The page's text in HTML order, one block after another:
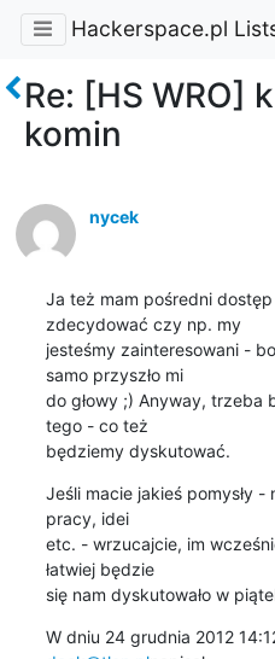
Hackerspace.pl
Re: [HS WRO]
komin
nycek
Ja też mam pośredni
zdecydować czy np. my
jesteśmy zainteresowani -
samo przyszło mi
do głowy ;) Anyway, trzeba
tego - co też
będziemy dyskutować.
Jeśli macie jakieś pomysły
pracy, idei
etc. - wrzucajcie, im
łatwiej będzie
się nam dyskutowało w